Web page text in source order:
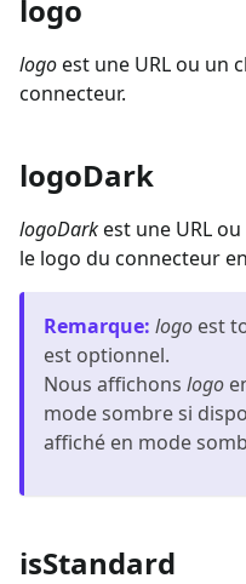
logo
logoest une URL ou un
connecteur.
logoDark
logoDarkest une URL
le logo du connecteur
Remarque: logo est
est optionnel.
Nous affichons logo
mode sombre si
affiché en mode
isStandard